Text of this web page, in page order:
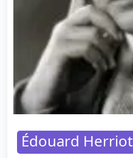
Édouard Herriot